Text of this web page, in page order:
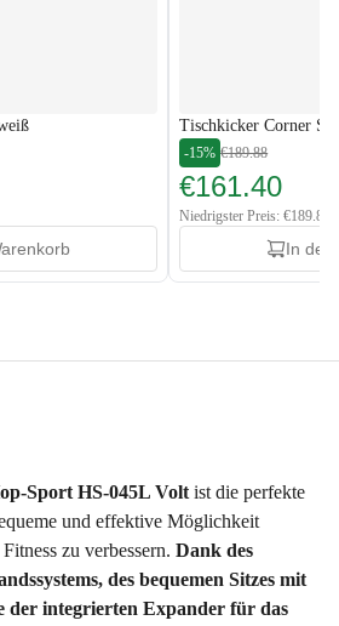
Tischkicker Corner
-15% €189.88
€161.40
Niedrigster Preis: €189.88
In den
Sport HS-045L Volt ist die perfekte
und effektive Möglichkeit
zu verbessern. Dank des
des bequemen Sitzes mit
der integrierten Expander für das